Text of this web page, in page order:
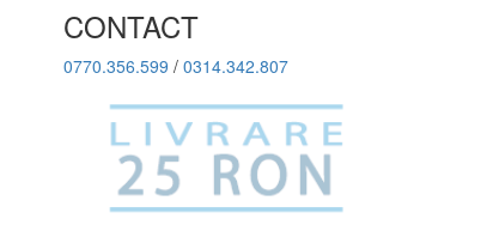
CONTACT
0770.356.599 / 0314.342.807